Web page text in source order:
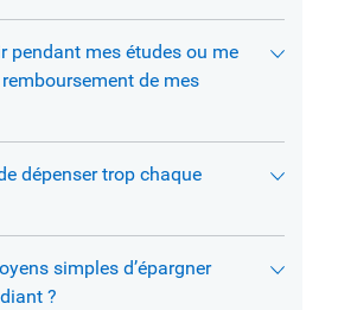
pendant mes études ou me
de mes
dépenser trop chaque
simples d’épargner
?